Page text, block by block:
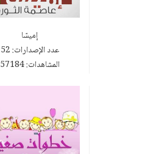
إميسّا
عدد الإصدارات: 52
المشاهدات: 57184